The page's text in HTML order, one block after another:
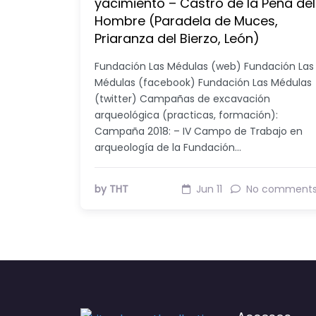
Hombre (Paradela de Muces,
Priaranza del Bierzo, León)
Fundación Las Médulas (web) Fundación Las
Médulas (facebook) Fundación Las Médulas
(twitter) Campañas de excavación
arqueológica (practicas, formación):
Campaña 2018: – IV Campo de Trabajo en
arqueología de la Fundación…
by THT Jun 11 No